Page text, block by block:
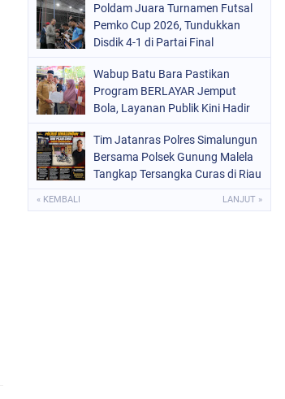
Poldam Juara Turnamen Futsal
Pemko Cup 2026, Tundukkan
Disdik 4-1 di Partai Final
Wabup Batu Bara Pastikan
Program BERLAYAR Jemput
Bola, Layanan Publik Kini Hadir
Tim Jatanras Polres Simalungun
Bersama Polsek Gunung Malela
Tangkap Tersangka Curas di Riau
« KEMBALI LANJUT »